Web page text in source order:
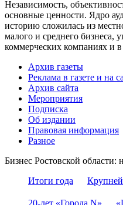
Независимость,
основные ценности. Ядро
историю сложилась из
малого и среднего бизнеса,
коммерческих компаниях и в
Архив газеты
Реклама в газете и на
Архив сайта
Мероприятия
Подписка
Об издании
Правовая информация
Разное
Бизнес Ростовской области:
Итоги года
20-лет «Города N»